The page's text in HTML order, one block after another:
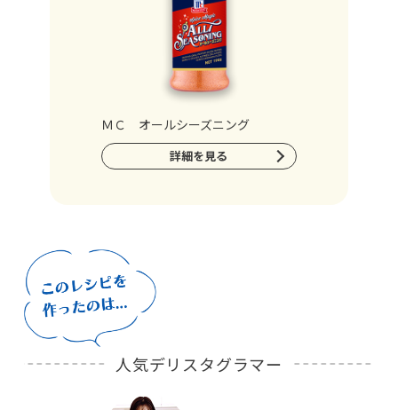
ＭＣ オールシーズニング
詳細を見る
人気デリスタグラマー